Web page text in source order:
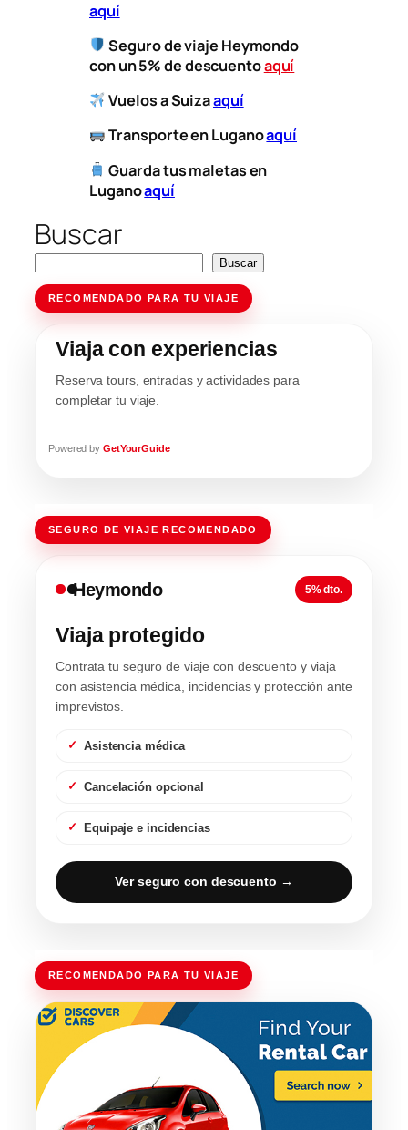
aquí
Seguro de viaje Heymondo
con un 5% de descuentoaquí
Vuelos aSuizaaquí
​Transporteen Luganoaquí
Guarda tus maletas en
Luganoaquí
Buscar
Buscar
RECOMENDADO PARA TU VIAJE
Viaja con experiencias
Reserva tours, entradas y actividades para
completar tu viaje.
Powered by GetYourGuide
SEGURO DE VIAJE RECOMENDADO
Heymondo 5% dto.
Viaja protegido
Contrata tu seguro de viaje con descuento y viaja
con asistencia médica, incidencias y protección ante
imprevistos.
Asistencia médica
Cancelación opcional
Equipaje e incidencias
Ver seguro con descuento →
RECOMENDADO PARA TU VIAJE